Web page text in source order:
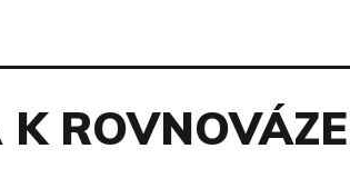
K ROVNOVÁZE